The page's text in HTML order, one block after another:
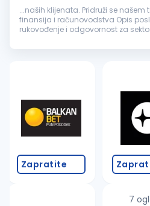
...naših klijenata. Pridruži se našem
finansija i računovodstva Opis posla:
rukovođenje i odgovornost za
program...
Zapratite
7